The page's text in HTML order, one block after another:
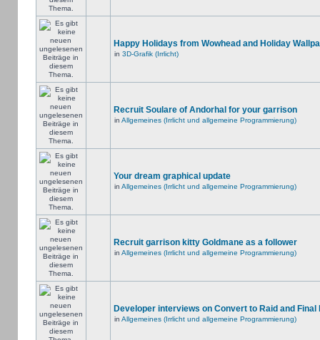
Happy Holidays from Wowhead and Holiday
in 3D-Grafik (Irrlicht)
Recruit Soulare of Andorhal for your garrison
in Allgemeines (Irrlicht und allgemeine Programmierung)
Your dream graphical update
in Allgemeines (Irrlicht und allgemeine Programmierung)
Recruit garrison kitty Goldmane as a follower
in Allgemeines (Irrlicht und allgemeine Programmierung)
Developer interviews on Convert to Raid and Final
in Allgemeines (Irrlicht und allgemeine Programmierung)